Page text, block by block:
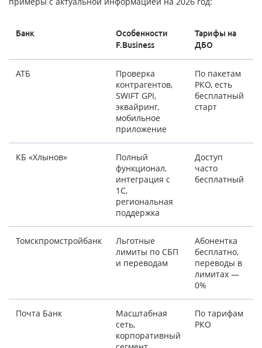
Банк
Особенности
F.Business
Тарифы на
ДБО
АТБ
Проверка
контрагентов,
SWIFT GPI,
эквайринг,
мобильное
приложение
По пакетам
РКО, есть
бесплатный
старт
КБ «Хлынов»
Полный
функционал,
интеграция с
1С,
региональная
поддержка
Доступ
часто
бесплатный
Томскпромстройбанк
Льготные
лимиты по СБП
и переводам
Абонентка
бесплатно,
переводы в
лимитах —
0%
Почта Банк
Масштабная
сеть,
корпоративный
По тарифам
РКО